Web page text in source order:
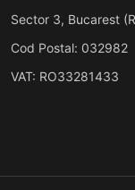
Sector 3, Bucarest
Cod Postal: 032982
VAT: RO33281433